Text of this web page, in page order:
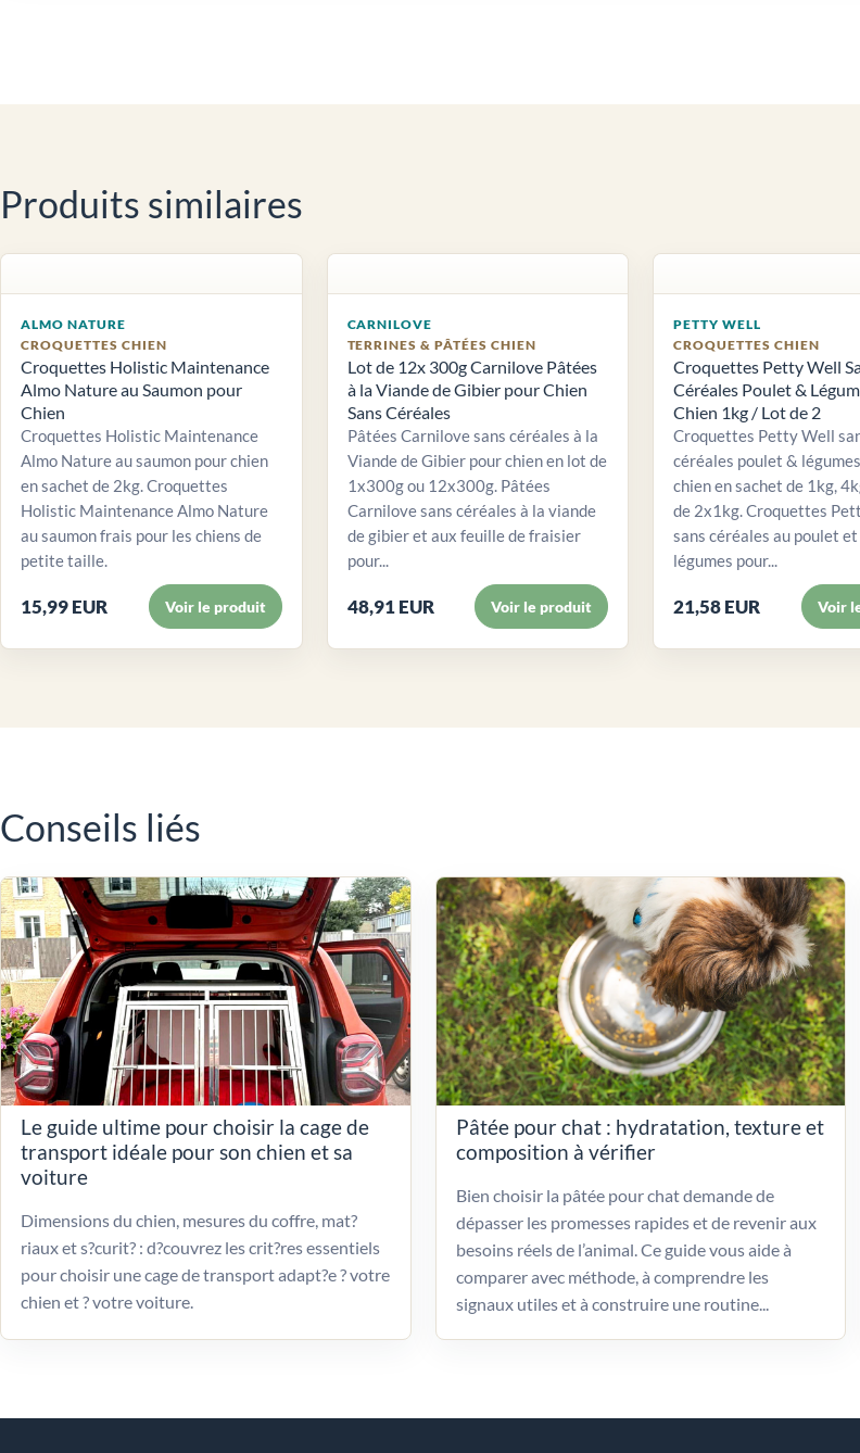
Produits similaires
ALMO NATURE
CROQUETTES CHIEN
Croquettes Holistic Maintenance
Almo Nature au Saumon pour
Chien
Croquettes Holistic Maintenance
Almo Nature au saumon pour chien
en sachet de 2kg. Croquettes
Holistic Maintenance Almo Nature
au saumon frais pour les chiens de
petite taille.
15,99 EUR Voir le produit
CARNILOVE
TERRINES & PÂTÉES CHIEN
Lot de 12x 300g Carnilove Pâtées
à la Viande de Gibier pour Chien
Sans Céréales
Pâtées Carnilove sans céréales à la
Viande de Gibier pour chien en lot de
1x300g ou 12x300g. Pâtées
Carnilove sans céréales à la viande
de gibier et aux feuille de fraisier
pour...
48,91 EUR Voir le produit
PETTY WELL
CROQUETTES CHIEN
Croquettes Petty Well
Céréales Poulet &
Chien 1kg / Lot de 2
Croquettes Petty Well
céréales poulet &
chien en sachet de 1kg,
de 2x1kg. Croquettes
sans céréales au poulet
légumes pour...
21,58 EUR Voir
Conseils liés
Le guide ultime pour choisir la cage de
transport idéale pour son chien et sa
voiture
Dimensions du chien, mesures du coffre, mat?
riaux et s?curit? : d?couvrez les crit?res essentiels
pour choisir une cage de transport adapt?e ? votre
chien et ? votre voiture.
Pâtée pour chat : hydratation, texture et
composition à vérifier
Bien choisir la pâtée pour chat demande de
dépasser les promesses rapides et de revenir aux
besoins réels de l’animal. Ce guide vous aide à
comparer avec méthode, à comprendre les
signaux utiles et à construire une routine...